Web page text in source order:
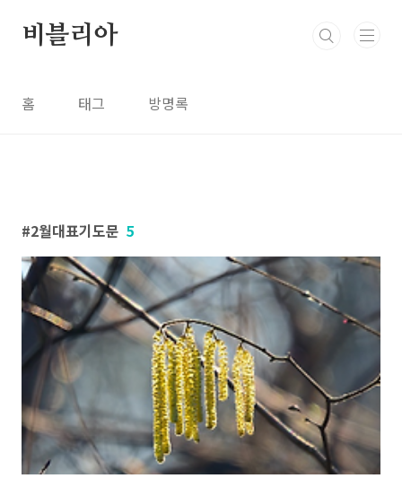
비블리아
홈 태그 방명록
2월대표기도문 5